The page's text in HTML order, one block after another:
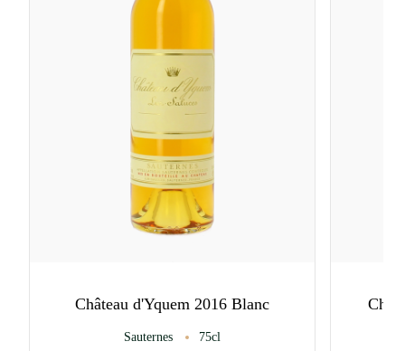
Château d'Yquem 2016 Blanc
Sauternes 75cl